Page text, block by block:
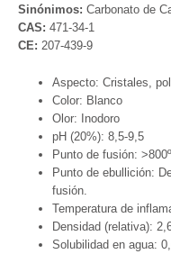
Sinónimos: Carbonato de
CAS: 471-34-1
CE: 207-439-9
Aspecto: Cristales,
Color: Blanco
Olor: Inodoro
pH (20%): 8,5-9,5
Punto de fusión:
Punto de ebullición:
fusión.
Temperatura de
Densidad (relativa):
Solubilidad en agua: